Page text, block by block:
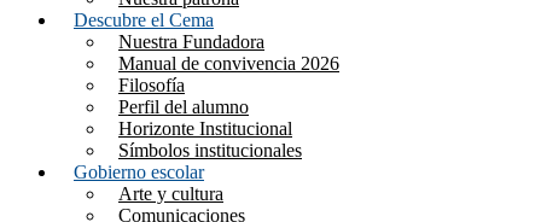
Descubre el Cema
Nuestra Fundadora
Manual de convivencia 2026
Filosofía
Perfil del alumno
Horizonte Institucional
Símbolos institucionales
Gobierno escolar
Arte y cultura
Comunicaciones